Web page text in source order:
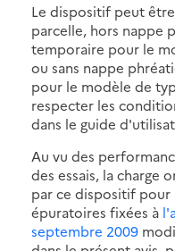
Le dispositif peut
parcelle, hors nappe
temporaire pour le
ou sans nappe
pour le modèle de
respecter les
dans le guide
Au vu des
des essais, la charge
par ce dispositif pour
épuratoires fixées à
septembre 2009